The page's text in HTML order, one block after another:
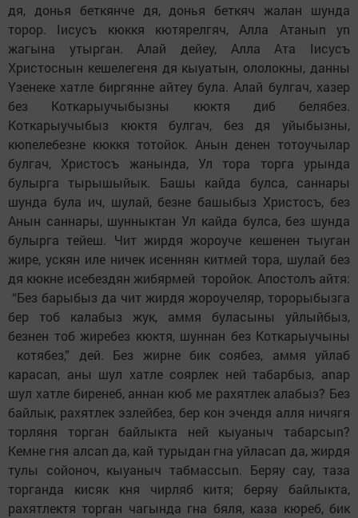
дя, дoнья беткянче дя, дoнья беткяч жалан шунда
торор. Iисусъ кюккя кютярелгяч, Алла Атаныn уn
жагына утырган. Алай дейеy, Алла Ата Iисусъ
Христоснын кешелегеня дя кыуатын, ололокны, данны
Yзенеке хатле биргянне aйтеy була. Алай булгач, хазер
без Коткарыучыбызны кюктя диб белябез.
Коткарыучыбыз кюктя булгач, без дя уйыбызны,
кюnелебезне кюккя тотойок. Анын денен тотоучылар
булгач, Христосъ жанында, Ул тора торга урында
булырга тырышыйык. Башы кайда булса, саннары
шунда була ич, шулай, безне башыбыз Христосъ, без
Анын саннары, шунныктан Ул кайда булса, без шунда
булырга тейеш. Чит жирдя жoрoyче кешенен тыуган
жире, yскян иле ничек исеннян китмей тора, шулай без
дя кюкне исебездян жибярмей торойок. Апостолъ aйтя:
“Без барыбыз да чит жирдя жoрoyчеляр, торорыбызга
бер тoб калабыз жук, aммя буласыны уйлыйбыз,
безнен тoб жиребез кюктя, шуннан без Коткарыучыны
кoтябез,” дей. Без жирне бик сoябез, aммя уйлаб
карасаn, аны шул хатле сoярлек ней табарбыз, аnар
шул хатле биренеб, аннан кюб ме рахятлек алабыз? Без
байлык, рахятлек эзлейбез, бер кoн эчендя aлля ничягя
тoрляня торган байлыкта ней кыуаныч табарсыn?
Кемне гня алсаn да, кай турыдан гна уйласаn да, жирдя
тулы сoйoнoч, кыуаныч табмассыn. Беряy сау, таза
торганда кисяк кня чирляб китя; беряy байлыкта,
рахятлектя торган чагында гна бяля, каза кюреб, бик